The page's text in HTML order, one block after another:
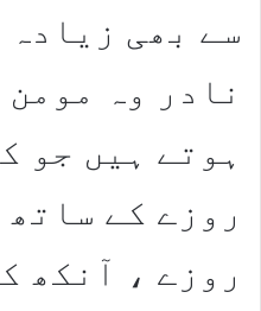
سے بھی زیادہ
نادر وہ
ہوتے ہیں جو
روزے کے
روزے ، آنکھ